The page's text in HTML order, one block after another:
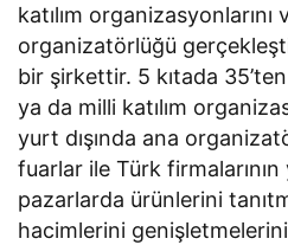
katılım organizasyonlarını
organizatörlüğü
bir şirkettir. 5 kıtada
ya da milli katılım
yurt dışında ana
fuarlar ile Türk firmalarının
pazarlarda ürünlerini
hacimlerini